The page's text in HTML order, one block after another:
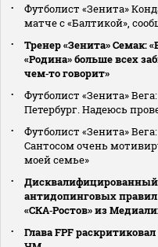
Футболист «Зенита»
матче с «Балтикой»,
Тренер «Зенита» Семак:
«Родина» больше всех
чем‑то говорит»
Футболист «Зенита»
Петербург. Надеюсь
Футболист «Зенита»
Сантосом очень
моей семье»
антидопинговых
«СКА‑Ростов» из
Глава FPF